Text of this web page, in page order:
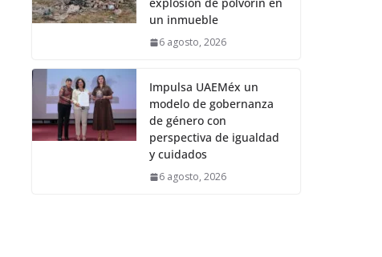
un inmueble
6 agosto, 2026
Impulsa UAEMéx un
modelo de gobernanza
de género con
perspectiva de igualdad
y cuidados
6 agosto, 2026